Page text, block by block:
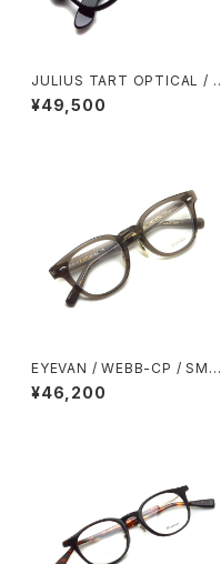
JULIUS TART OPTICAL / F
DR / ブリッジ :24mm / BLAC
K ブラック 復刻モデル
¥49,500
EYEVAN / WEBB-CP / SMK
スモーク・クリアグレー メガネ
ボストンウェリントンフレーム ウ
¥46,200